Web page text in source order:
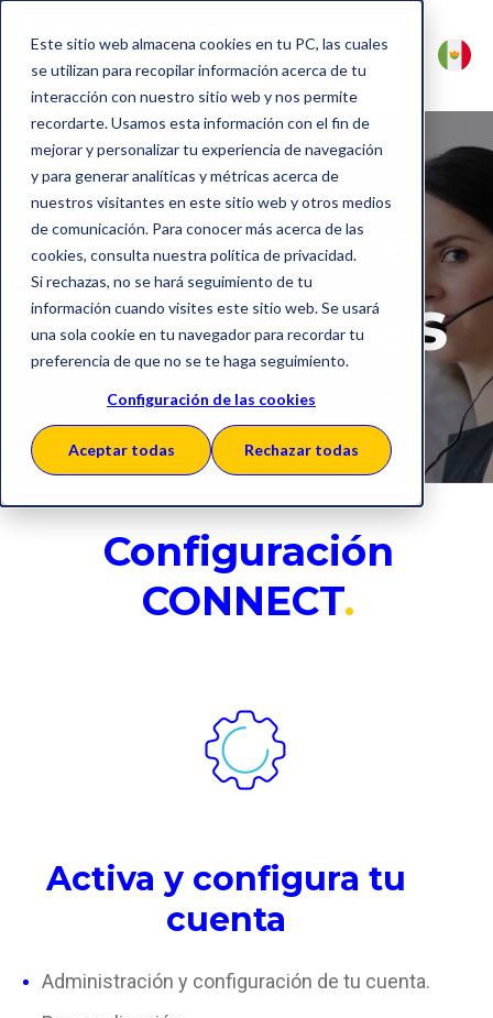
Este sitio web almacena cookies en tu PC, las cuales
se utilizan para recopilar información acerca de tu
interacción con nuestro sitio web y nos permite
recordarte. Usamos esta información con el fin de
mejorar y personalizar tu experiencia de navegación
y para generar analíticas y métricas acerca de
nuestros visitantes en este sitio web y otros medios
de comunicación. Para conocer más acerca de las
cookies, consulta nuestra política de privacidad.
Si rechazas, no se hará seguimiento de tu
información cuando visites este sitio web. Se usará
una sola cookie en tu navegador para recordar tu
preferencia de que no se te haga seguimiento.
Configuración de las cookies
Aceptar todas Rechazar todas
Soporte e
incidencias
Configuración
CONNECT.
Activa y configura tu
cuenta
Administración y configuración de tu cuenta.